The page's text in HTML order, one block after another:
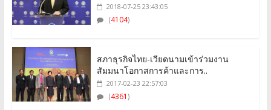
2018-07-25 23:43:05
(4104)
สภาธุรกิจไทย-เวียดนามเข้าร่วมงาน
สัมมนาโอกาสการค้าและการ..
2017-02-23 22:57:03
(4361)